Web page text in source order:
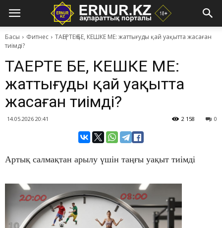
Басы Фитнес
​ТАҢЕРТЕҢ БЕ, КЕШКЕ МЕ: жаттығуды қай уақытта жасаған
тиімді?
​ТАҢЕРТЕҢ БЕ, КЕШКЕ МЕ:
жаттығуды қай уақытта
жасаған тиімді?
14.05.2026 20:41 0
2 158
Артық салмақтан арылу үшін таңғы уақыт тиімді